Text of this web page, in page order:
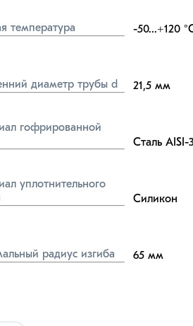
температура -50...+120
диаметр трубы d 21,5 мм
гофрированной
Сталь AISI-
уплотнительного
Силикон
радиус изгиба 65 мм